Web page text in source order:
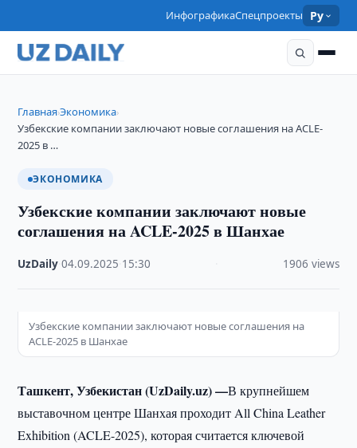
ИнфографикаСпецпроекты Ру
Главная›Экономика›
Узбекские компании заключают новые соглашения на ACLE-
2025 в …
ЭКОНОМИКА
Узбекские компании заключают новые
соглашения на ACLE-2025 в Шанхае
UzDaily ·04.09.2025 15:30 1906 views
Узбекские компании заключают новые соглашения на
ACLE-2025 в Шанхае
Ташкент, Узбекистан (UzDaily.uz) —В крупнейшем
выставочном центре Шанхая проходит All China Leather
Exhibition (ACLE-2025), которая считается ключевой